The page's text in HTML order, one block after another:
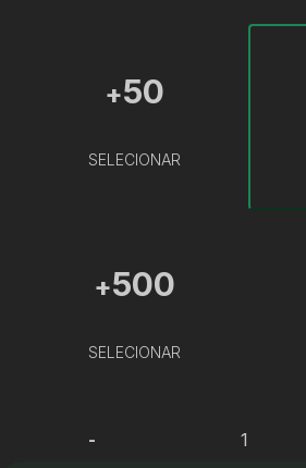
+50
SELECIONAR
+500
SELECIONAR
-